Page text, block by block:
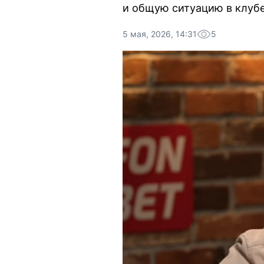
и общую ситуацию в
5 мая, 2026, 14:31 5